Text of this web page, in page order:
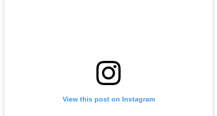
View this post on Instagram